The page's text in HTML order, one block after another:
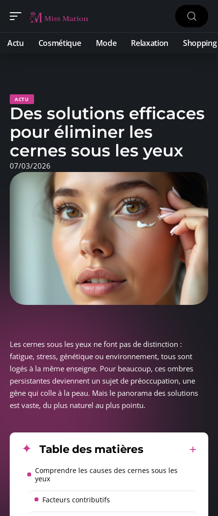
Actu Cosmétique Mode Relaxation Shopping
ACTU
Des solutions efficaces
pour éliminer les
cernes sous les yeux
07/03/2026
Les cernes sous les yeux ne font pas de distinction :
fatigue, stress, génétique ou environnement, tous sont
logés à la même enseigne. Pour beaucoup, ces ombres
persistantes deviennent un sujet de préoccupation, une
gêne qui colle à la peau. Mais le panorama des solutions
est vaste, du plus naturel au plus pointu.
Table des matières
Comprendre les causes des cernes sous les
yeux
Facteurs contributifs